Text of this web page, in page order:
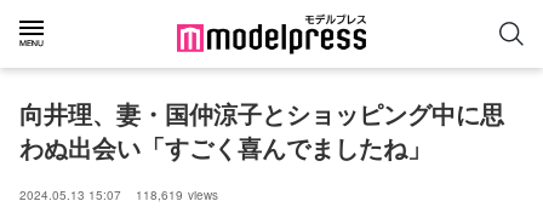
向井理、妻・国仲涼子とショッピング中に思
わぬ出会い「すごく喜んでましたね」
2024.05.13 15:07 118,619 views